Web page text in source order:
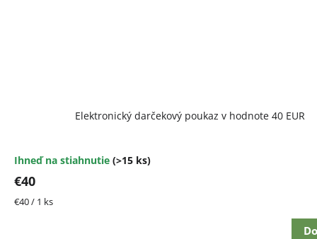
Elektronický darčekový poukaz v hodnote 40 EUR
Ihneď na stiahnutie (>15 ks)
€40
Jednotková
€40 / 1 ks